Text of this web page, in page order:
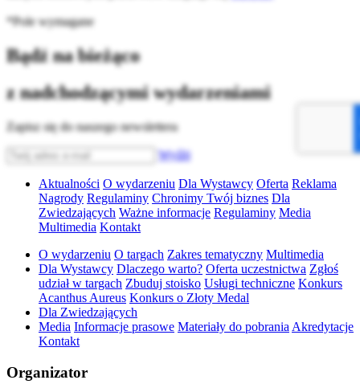
*Pole wymagane
Bądź na bieżąco
z nadchodzącymi wydarzeniami
Zapisz się do naszego newslettera
Wyślij
Aktualności O wydarzeniu Dla Wystawcy Oferta Reklama
Nagrody Regulaminy Chronimy Twój biznes Dla
Zwiedzających Ważne informacje Regulaminy Media
Multimedia Kontakt
O wydarzeniu O targach Zakres tematyczny Multimedia
Dla Wystawcy Dlaczego warto? Oferta uczestnictwa Zgłoś
udział w targach Zbuduj stoisko Usługi techniczne Konkurs
Acanthus Aureus Konkurs o Złoty Medal
Dla Zwiedzających
Media Informacje prasowe Materiały do pobrania Akredytacje
Kontakt
Organizator